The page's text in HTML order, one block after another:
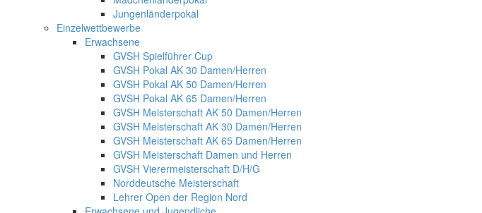
Jungenländerpokal
Einzelwettbewerbe
Erwachsene
GVSH Spielführer Cup
GVSH Pokal AK 30 Damen/Herren
GVSH Pokal AK 50 Damen/Herren
GVSH Pokal AK 65 Damen/Herren
GVSH Meisterschaft AK 50 Damen/Herren
GVSH Meisterschaft AK 30 Damen/Herren
GVSH Meisterschaft AK 65 Damen/Herren
GVSH Meisterschaft Damen und Herren
GVSH Vierermeisterschaft D/H/G
Norddeutsche Meisterschaft
Lehrer Open der Region Nord